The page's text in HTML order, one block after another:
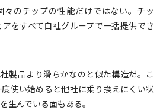
々のチップの性能だけではない。チッ
をすべて自社グループで一括提供でき
製品より滑らかなのと似た構造だ。こ
使い始めると他社に乗り換えにくい状
生んでいる面もある。